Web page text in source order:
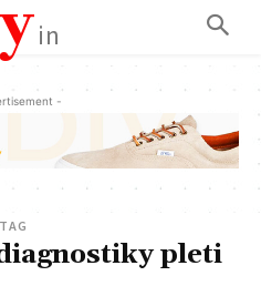
in
-
TAG
pleti